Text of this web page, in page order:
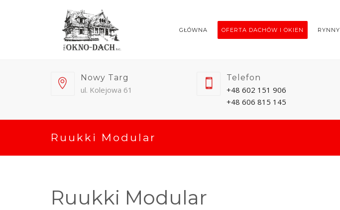
GŁÓWNA OFERTA DACHÓW I OKIEN RYNNY
Nowy Targ
ul. Kolejowa 61
Telefon
+48 602 151 906
+48 606 815 145
Ruukki Modular
Ruukki Modular